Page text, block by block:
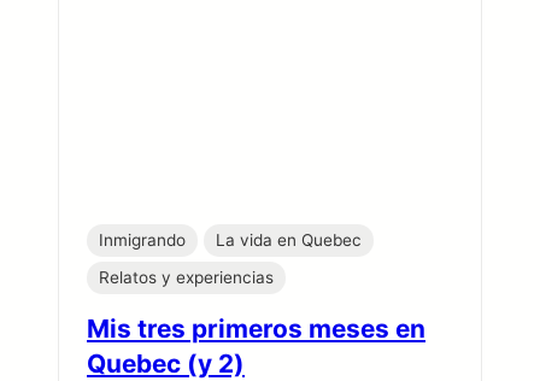
Inmigrando
La vida en Quebec
Relatos y experiencias
Mis tres primeros meses en
Quebec (y 2)